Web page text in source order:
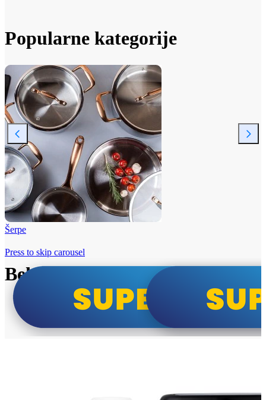
Popularne kategorije
Šerpe
Beko i Tesla super cene
Press to skip carousel